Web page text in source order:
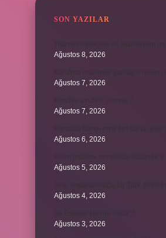
SON YAZILAR
Ağustos 8, 2026
Ağustos 7, 2026
Ağustos 7, 2026
Ağustos 6, 2026
Ağustos 5, 2026
Ağustos 4, 2026
Ağustos 3, 2026